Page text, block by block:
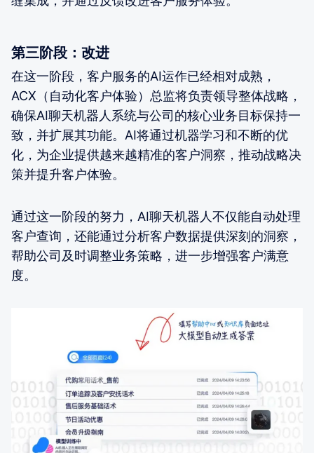
第三阶段：改进
在这一阶段，客户服务的AI运作已经相对成熟，
ACX（自动化客户体验）总监将负责领导整体战略，
确保AI聊天机器人系统与公司的核心业务目标保持一
致，并扩展其功能。AI将通过机器学习和不断的优
化，为企业提供越来越精准的客户洞察，推动战略决
策并提升客户体验。
通过这一阶段的努力，AI聊天机器人不仅能自动处理
客户查询，还能通过分析客户数据提供深刻的洞察，
帮助公司及时调整业务策略，进一步增强客户满意
度。